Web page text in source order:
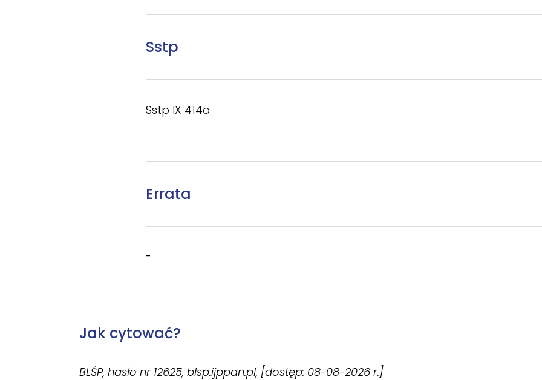
Sstp
Sstp IX 414a
Errata
-
Jak cytować?
BLŚP, hasło nr 12625, blsp.ijppan.pl, [dostęp: 08-08-2026 r.]